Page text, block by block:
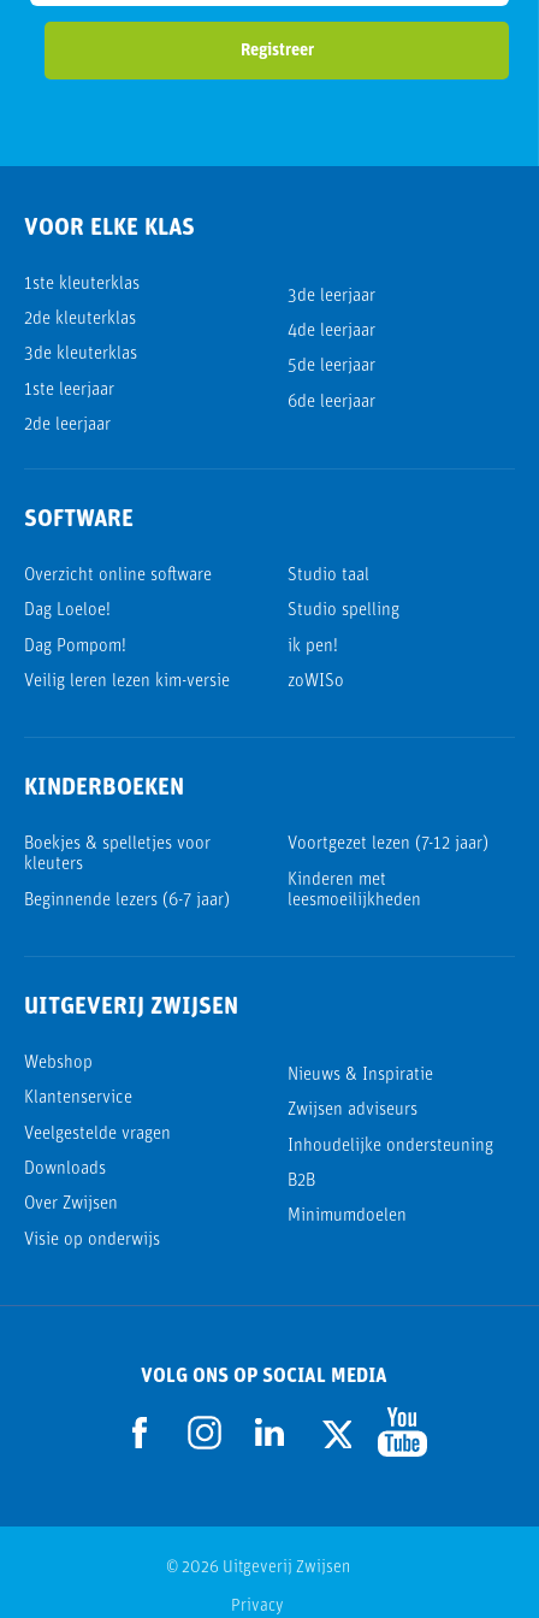
Registreer
VOOR ELKE KLAS
1ste kleuterklas
2de kleuterklas
3de kleuterklas
1ste leerjaar
2de leerjaar
3de leerjaar
4de leerjaar
5de leerjaar
6de leerjaar
SOFTWARE
Overzicht online software
Dag Loeloe!
Dag Pompom!
Veilig leren lezen kim-versie
Studio taal
Studio spelling
ik pen!
zoWISo
KINDERBOEKEN
Boekjes & spelletjes voor
kleuters
Beginnende lezers (6-7 jaar)
Voortgezet lezen (7-12 jaar)
Kinderen met
leesmoeilijkheden
UITGEVERIJ ZWIJSEN
Webshop
Klantenservice
Veelgestelde vragen
Downloads
Over Zwijsen
Visie op onderwijs
Nieuws & Inspiratie
Zwijsen adviseurs
Inhoudelijke ondersteuning
B2B
Minimumdoelen
VOLG ONS OP SOCIAL MEDIA
© 2026 Uitgeverij Zwijsen
Privacy